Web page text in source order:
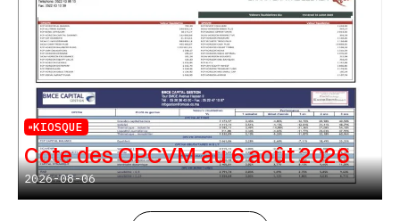
KIOSQUE
Cote des OPCVM au 6 août 2026
2026-08-06